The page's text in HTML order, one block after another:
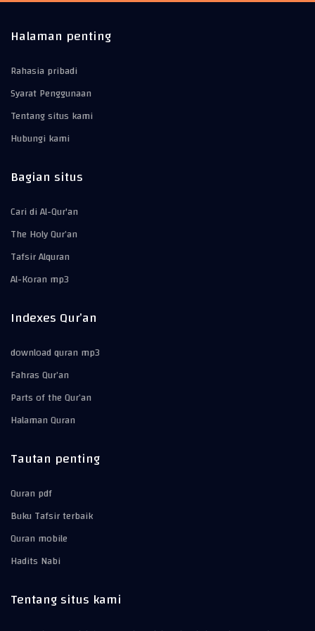
Halaman penting
Rahasia pribadi
Syarat Penggunaan
Tentang situs kami
Hubungi kami
Bagian situs
Cari di Al-Qur'an
The Holy Qur’an
Tafsir Alquran
Al-Koran mp3
Indexes Qur’an
download quran mp3
Fahras Qur’an
Parts of the Qur’an
Halaman Quran
Tautan penting
Quran pdf
Buku Tafsir terbaik
Quran mobile
Hadits Nabi
Tentang situs kami